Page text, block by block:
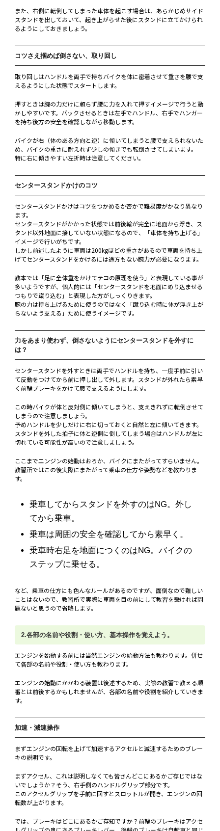
また、右側に転倒してしまった車体を起こす場合は、あらかじめサイド
スタンドを出しておいて、起き上がらせた後にスタンドに立てかけられ
るようにしておきましょう。
コツさえ掴めば倒さない、取り回し
取り回しはハンドルを両手で持ちバイクを体に密着させて重さを腰で支
えるようにした状態でスタートします。
押すときは腕の力だけに頼らず腰に力を入れて押すイメージで行うと動
かしやすいです。バックさせるときは左手でハンドル、右手でハンガー
を持ち後方の安全を確認しながら移動します。
バイクが右（体のある方向と逆）に傾いてしまうと腰で支えられないた
め、バイクの重さに耐えれず少しの傾きでも転倒させてしまいます。
特に右に傾きやすい左折時は注意してください。
センタースタンドかけのコツ
センタースタンドかけはコツをつかめるか否かで難易度がかなり異なり
ます。
センタースタンドがかかった状態では前後輪が完全に地面から浮き、ス
タンド以外地面に接していない状態になるので、「車体を持ち上げる」
イメージで行いがちです。
しかし前述したように車両は200kgほどの重さがあるので車両を持ち上
げてセンタースタンドをかけるには途方もない腕力が必要になります。
教本では「足に全体重をかけてテコの原理を使う」と表現している事が
多いようですが、個人的には「センタースタンドを地面にめり込ませる
つもりで蹴り込む」と表現した方がしっくりきます。
腕の力は持ち上げるために使うのではなく「蹴り込む時に体が浮き上が
らないよう支える」ために使うイメージです。
力をあまり使わず、倒さないようにセンタースタンドを外すに
は？
センタースタンドを外すときは両手でハンドルを持ち、一度手前に引い
て反動をつけてから前に押し出して外します。スタンドが外れたら素早
く前輪ブレーキをかけて腰で支えるようにします。
この時バイクが体と反対側に傾いてしまうと、支えきれずに転倒させて
しまうので注意しましょう。
予めハンドルを少しだけに右に切っておくと自然と左に傾いてきます。
スタンドを外した拍子に体と逆側に倒してしまう場合はハンドルが左に
切れている可能性が高いので注意しましょう。
ここまでエンジンの始動はおろか、バイクにまたがってすらいません。
教習所ではこの後実際にまたがって乗車の仕方や姿勢などを教わりま
す。
乗車してからスタンドを外すのはNG。外し
てから乗車。
乗車は周囲の安全を確認してから素早く。
乗車時右足を地面につくのはNG。バイクの
ステップに乗せる。
など、乗車の仕方にも色んなルールがあるのですが、面倒なので難しい
ことはないので、教習所で実際に車両を目の前にして教習を受ければ問
題ないと思うので省略します。
2.各部の名前や役割・使い方、基本操作を覚えよう。
エンジンを始動する前には当然エンジンの始動方法も教わります。併せ
て各部の名前や役割・使い方も教わります。
エンジンの始動にかかわる装置は後述するため、実際の教習で教える順
番とは前後するかもしれませんが、各部の名前や役割を紹介していきま
す。
加速・減速操作
まずエンジンの回転を上げて加速するアクセルと減速するためのブレー
キの説明です。
まずアクセル、これは説明しなくても皆さんどこにあるかご存じではな
いでしょうか？そう、右手側のハンドルグリップ部分です。
このアクセルグリップを手前に回すとスロットルが開き、エンジンの回
転数が上がります。
では、ブレーキはどこにあるかご存知ですか？前輪のブレーキはアクセ